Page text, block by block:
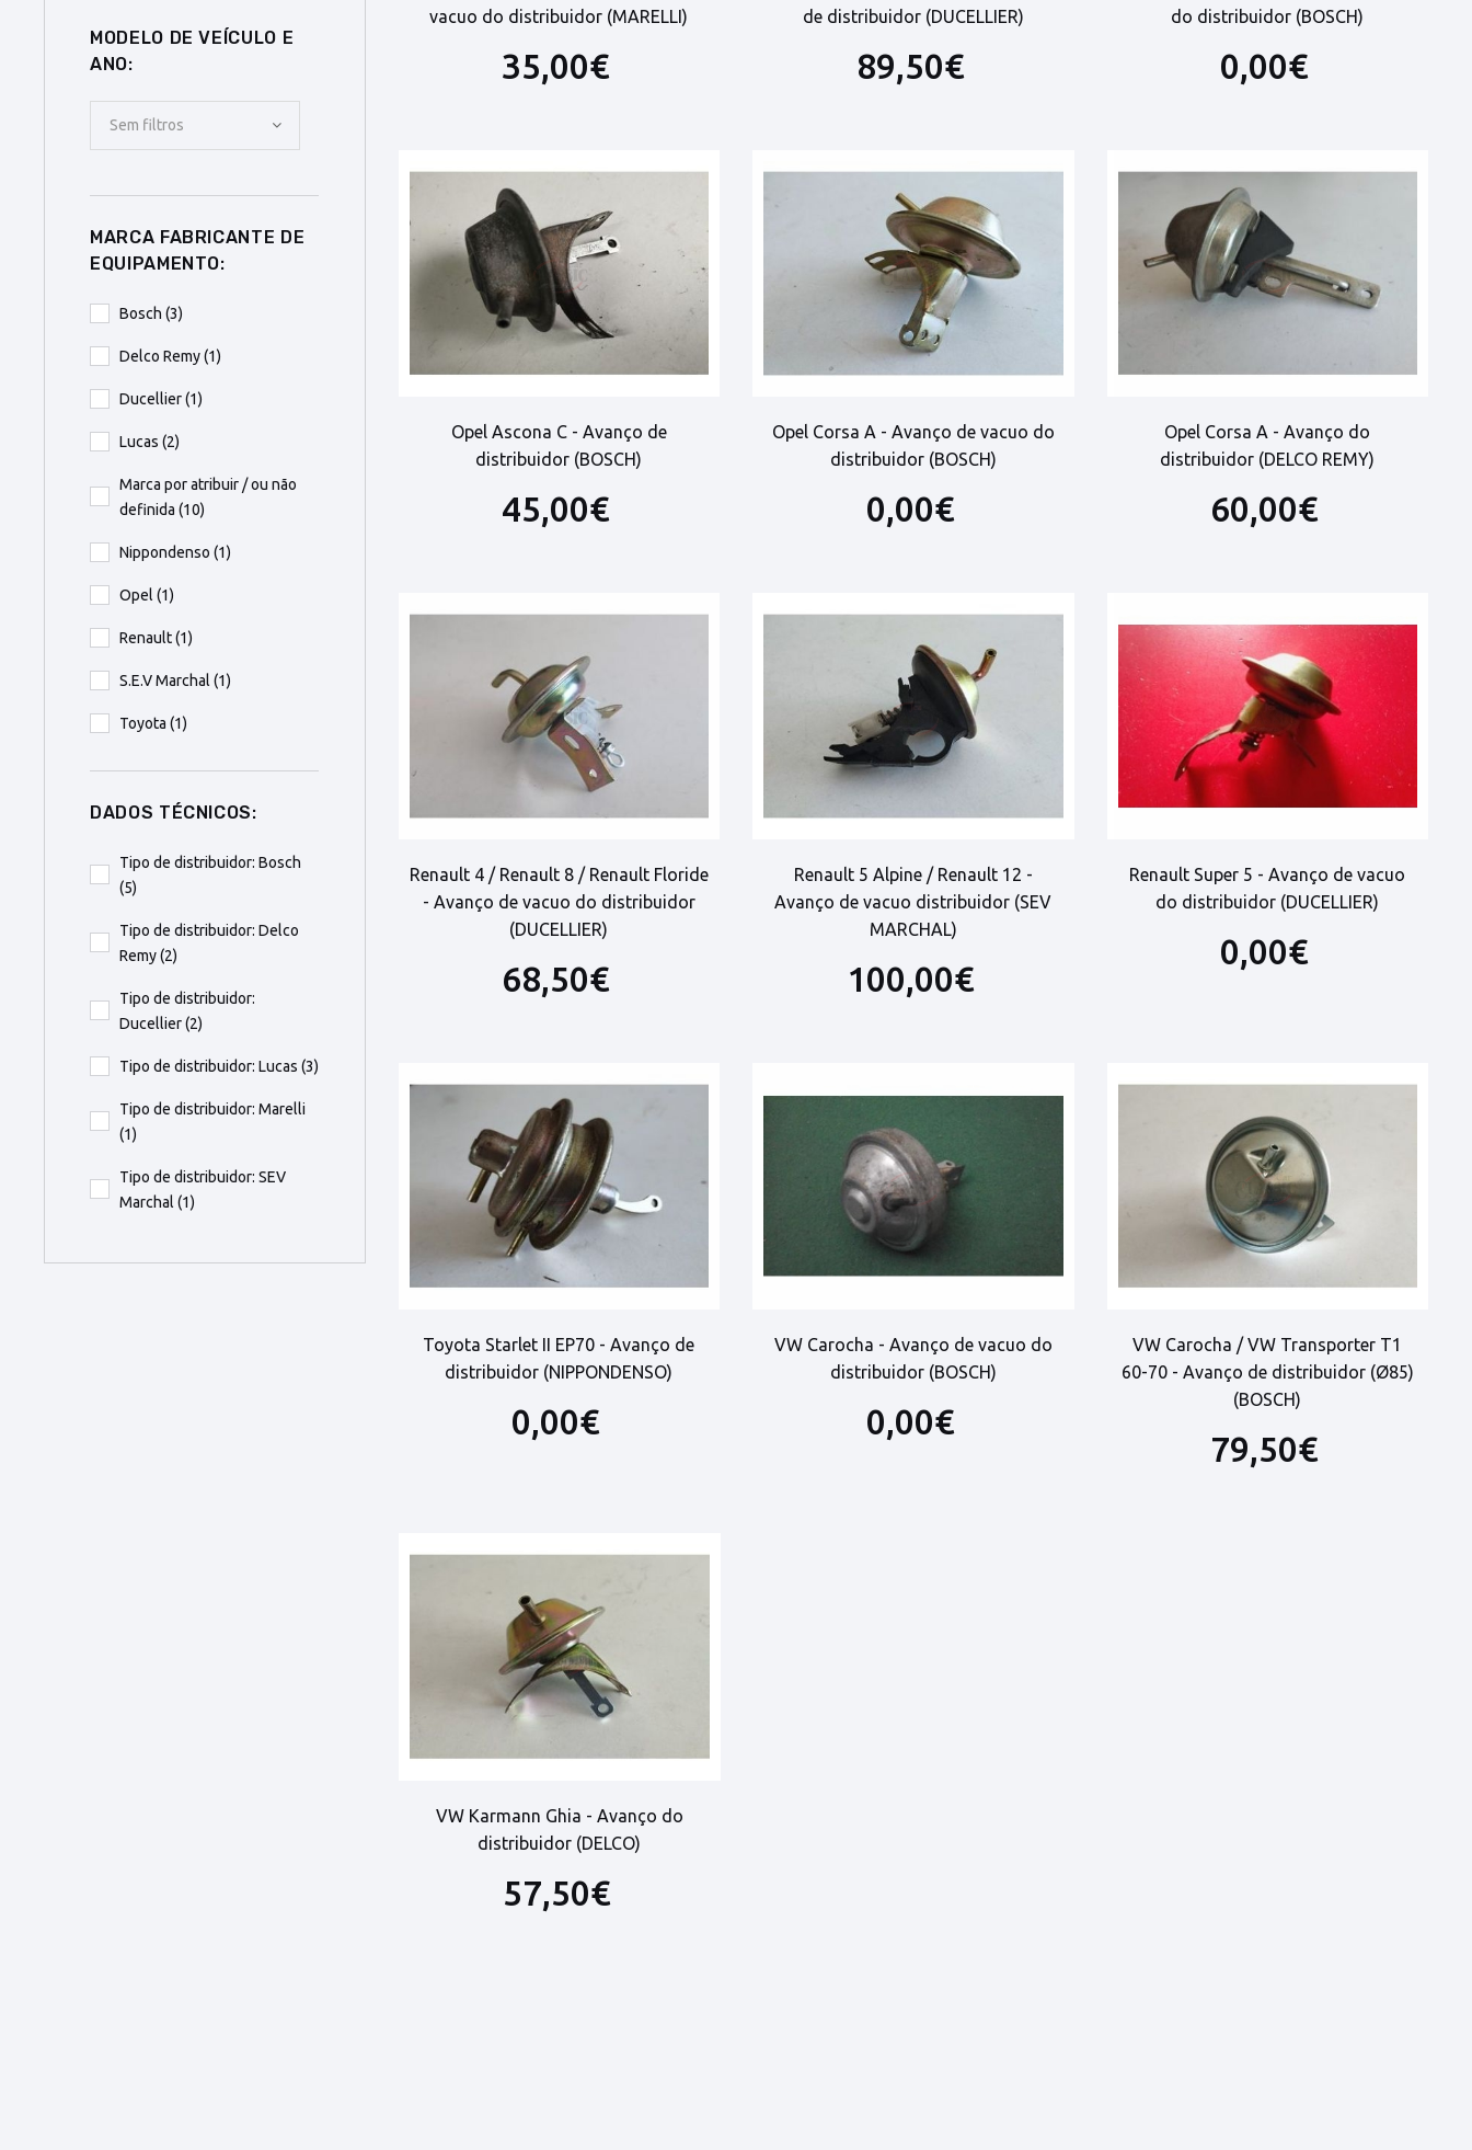
vacuo do distribuidor (MARELLI)
35,00€
de distribuidor (DUCELLIER)
89,50€
do distribuidor (BOSCH)
0,00€
Opel Ascona C - Avanço de
distribuidor (BOSCH)
45,00€
Opel Corsa A - Avanço de vacuo do
distribuidor (BOSCH)
0,00€
Opel Corsa A - Avanço do
distribuidor (DELCO REMY)
60,00€
Renault 4 / Renault 8 / Renault Floride
- Avanço de vacuo do distribuidor
(DUCELLIER)
68,50€
Renault 5 Alpine / Renault 12 -
Avanço de vacuo distribuidor (SEV
MARCHAL)
100,00€
Renault Super 5 - Avanço de vacuo
do distribuidor (DUCELLIER)
0,00€
Toyota Starlet II EP70 - Avanço de
distribuidor (NIPPONDENSO)
0,00€
VW Carocha - Avanço de vacuo do
distribuidor (BOSCH)
0,00€
VW Carocha / VW Transporter T1
60-70 - Avanço de distribuidor (Ø85)
(BOSCH)
79,50€
VW Karmann Ghia - Avanço do
distribuidor (DELCO)
57,50€
MODELO DE VEÍCULO E
ANO:
Sem filtros
MARCA FABRICANTE DE
EQUIPAMENTO:
Bosch (3)
Delco Remy(1)
Ducellier(1)
Lucas (2)
Marca por atribuir / ou não
definida (10)
Nippondenso (1)
Opel (1)
Renault(1)
S.E.V Marchal (1)
Toyota (1)
DADOS TÉCNICOS:
Tipo de distribuidor: Bosch
(5)
Tipo de distribuidor: Delco
Remy(2)
Tipo de distribuidor:
Ducellier(2)
Tipo de distribuidor: Lucas (3)
Tipo de distribuidor: Marelli
(1)
Tipo de distribuidor: SEV
Marchal (1)